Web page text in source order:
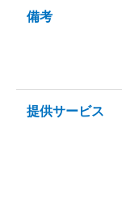
備考
提供サービス